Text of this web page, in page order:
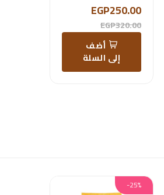
EGP250.00
EGP320.00
أضف
إلى السلة
-25%